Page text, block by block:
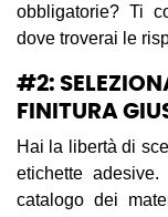
obbligatorie? Ti
dove troverai le
#2:
FINITURA
Hai la libertà di
etichette
catalogo dei